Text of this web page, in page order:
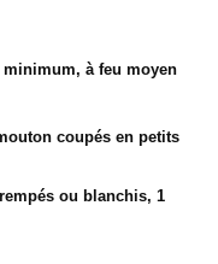
à feu moyen
coupés en petits
ou blanchis, 1